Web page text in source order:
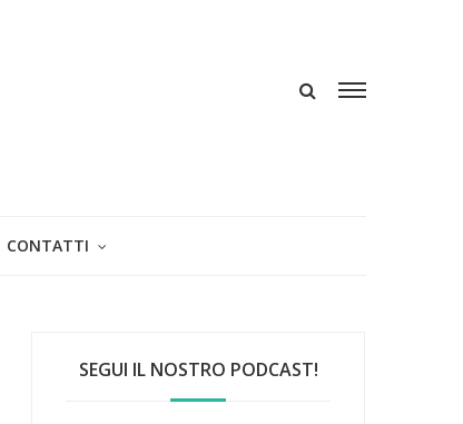
CONTATTI
SEGUI IL NOSTRO PODCAST!